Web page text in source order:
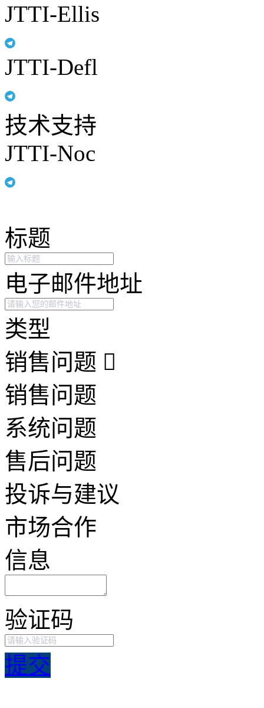
JTTI-Ellis
JTTI-Defl
技术支持
JTTI-Noc
标题
电子邮件地址
类型
销售问题
销售问题
系统问题
售后问题
投诉与建议
市场合作
信息
验证码
提交